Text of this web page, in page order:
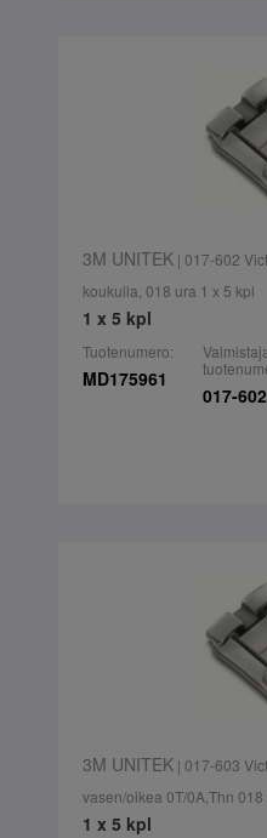
3M UNITEK| 017-602
koukulla, 018 ura 1 x 5 kpl
1 x 5 kpl
Tuotenumero:
MD175961
017-602
3M UNITEK| 017-603
vasen/oikea 0T/0A,Thn 018
1 x 5 kpl